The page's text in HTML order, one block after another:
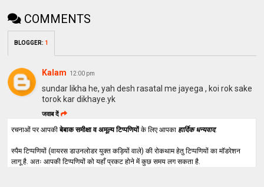
COMMENTS
BLOGGER: 1
Kalam 12:00 pm
sundar likha he, yah desh rasatal me jayega , koi rok sake
torok kar dikhaye.yk
जवाब दें
रचनाओं पर आपकीबेबाक समीक्षा व अमूल्य टिप्पणियोंके लिए आपका हार्दिक धन्यवाद.
स्पैम टिप्पणियों (वायरस डाउनलोडर युक्त कड़ियों वाले) की रोकथाम हेतु टिप्पणियों का मॉडरेशन
लागू है. अतः आपकी टिप्पणियों को यहाँ प्रकट होने में कुछ समय लग सकता है.